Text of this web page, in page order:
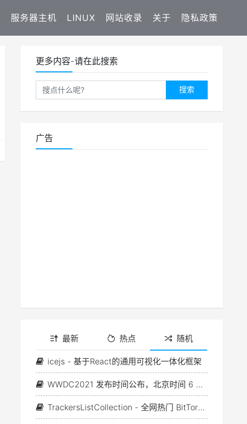
服务器主机 LINUX 网站收录 关于 隐私政策
更多内容-请在此搜索
搜索
广告
最新 热点 随机
icejs - 基于React的通用可视化一体化框架
WWDC2021 发布时间公布，北京时间 6 月 8 日至 12 日在线上举行
TrackersListCollection - 全网热门 BitTorrent Tracker 列表